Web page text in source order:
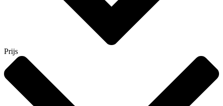
Prijs